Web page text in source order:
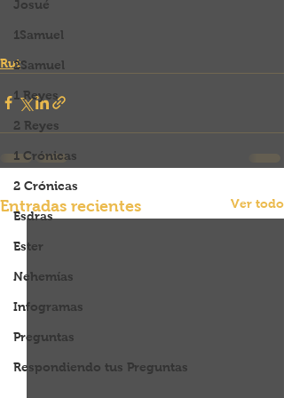
Josué
1Samuel
2Samuel
1 Reyes
2 Reyes
1 Crónicas
2 Crónicas
Esdras
Ester
Nehemías
Infogramas
Preguntas
Respondiendo tus Preguntas
Rut
Entradas recientes Ver todo